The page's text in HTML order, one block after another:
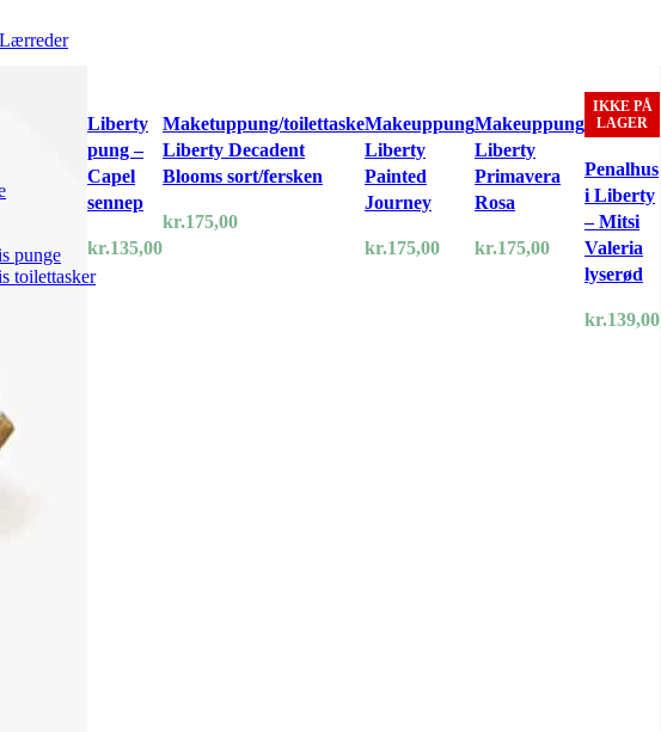
punge
toilettasker
Liberty
pung –
Capel
sennep
kr.135,00
Maketuppung/toilettaske
Liberty Decadent
Blooms sort/fersken
kr.175,00
Makeuppung
Liberty
Painted
Journey
kr.175,00
Makeuppung
Liberty
Primavera
Rosa
kr.175,00
IKKE PÅ
LAGER
Penalhus
i Liberty
– Mitsi
Valeria
lyserød
kr.139,00